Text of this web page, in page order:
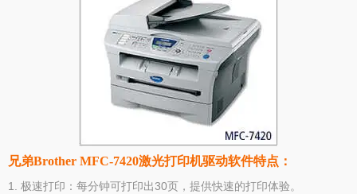
兄弟Brother MFC-7420激光打印机驱动软件特点：
1. 极速打印：每分钟可打印出30页，提供快速的打印体验。